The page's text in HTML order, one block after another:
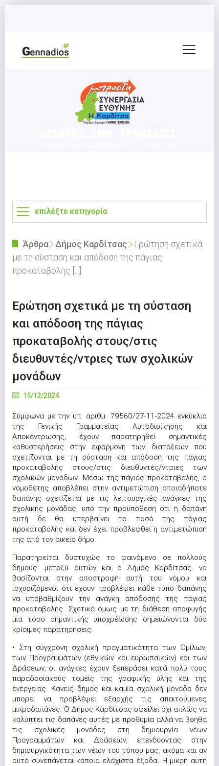
επιλέξτε κατηγορία
Άρθρα Δήμος Καρδίτσας
Ερώτηση σχετικά
με τη σύσταση και απόδοση της πάγιας
προκαταβολής [...]
Ερώτηση σχετικά με τη σύσταση
και απόδοση της πάγιας
προκαταβολής στους/στις
διευθυντές/ντριες των σχολικών
μονάδων
15/12/2024
Σύμφωνα με την υπ. αριθμ. 79560/27-11-2024 εγκύκλιο
της Γενικής Γραμματείας Αυτοδιοίκησης και
Αποκέντρωσης, έχουν παρατηρηθεί σημαντικές
καθυστερήσεις στην εφαρμογή των διατάξεων που
σχετίζονται με τη σύσταση και απόδοση της πάγιας
προκαταβολής στους/στις διευθυντές/ντριες των
σχολικών μονάδων. Μέσω της πάγιας προκαταβολής, ο
νομοθέτης αποβλέπει στην αντιμετώπιση οποιαδήποτε
δαπάνης σχετίζεται με τις λειτουργικές ανάγκες της
σχολικής μονάδας, υπό την προϋπόθεση ότι η δαπάνη
αυτή δε θα υπερβαίνει το ποσό της πάγιας
προκαταβολής και δεν έχει προβλεφθεί η αντιμετώπισή
της από τον οικείο δήμο.
Παρατηρείται δυστυχώς το φαινόμενο σε πολλούς
δήμους -μεταξύ αυτών και ο Δήμος Καρδίτσας- να
βασίζονται στην αποστροφή αυτή του νόμου και
ισχυριζόμενοι ότι έχουν προβλέψει κάθε τύπο δαπάνης
να υποβαθμίζουν την ανάγκη απόδοσης της πάγιας
προκαταβολής. Σχετικά όμως με τη διάθεση αποφυγής
μια τόσο σημαντικής υποχρέωσης σημειώνονται δύο
κρίσιμες παρατηρήσεις.
• Στη σύγχρονη σχολική πραγματικότητα των Ομίλων,
των Προγραμμάτων (εθνικών και ευρωπαϊκών) και των
Δράσεων, οι ανάγκες έχουν ξεπεράσει κατά πολύ τους
παραδοσιακούς τομείς της γραφικής ύλης και της
ενέργειας. Κανείς δήμος και καμία σχολική μονάδα δεν
μπορεί να προβλέψει εξαρχής τις απαιτούμενες
μικροδαπάνες. Ο Δήμος Καρδίτσας οφείλει όχι απλώς να
καλύπτει τις δαπάνες αυτές με προθυμία αλλά να βοηθά
τις σχολικές μονάδες στη δημιουργία νέων
Προγραμμάτων και Δράσεων, επενδύοντας στην
δημιουργικότητα των νέων του τόπου μας, ακόμα και αν
αυτό συνεπάγεται κάποια ελάχιστα έξοδα. Η μικρή αυτή